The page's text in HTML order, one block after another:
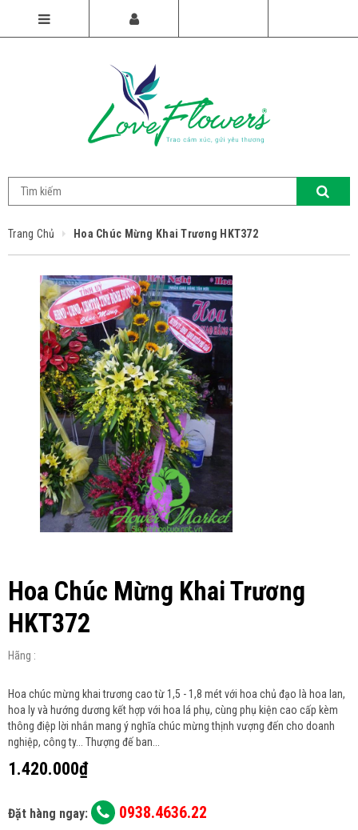
Trang Chủ Hoa Chúc Mừng Khai Trương HKT372
Hoa Chúc Mừng Khai Trương
HKT372
Hãng :
Hoa chúc mừng khai trương cao từ 1,5 - 1,8 mét với hoa chủ đạo là hoa lan,
hoa ly và hướng dương kết hợp với hoa lá phụ, cùng phụ kiện cao cấp kèm
thông điệp lời nhắn mang ý nghĩa chúc mừng thịnh vượng đến cho doanh
nghiệp, công ty... Thượng đế ban...
1.420.000₫
Đặt hàng ngay: 0938.4636.22